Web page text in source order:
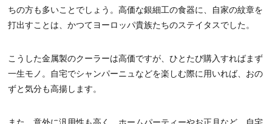
ちの方も多いことでしょう。高価な銀細工の食器に、自家の紋章を
打出すことは、かつてヨーロッパ貴族たちのステイタスでした。
こうした金属製のクーラーは高価ですが、ひとたび購入すればまず
一生モノ。自宅でシャンパーニュなどを楽しむ際に用いれば、おの
ずと気分も高揚します。
また、意外に汎用性も高く、ホームパーティーやお正月など、自宅